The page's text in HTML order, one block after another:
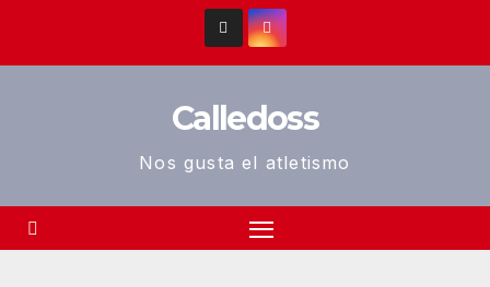
Calledoss
Nos gusta el atletismo